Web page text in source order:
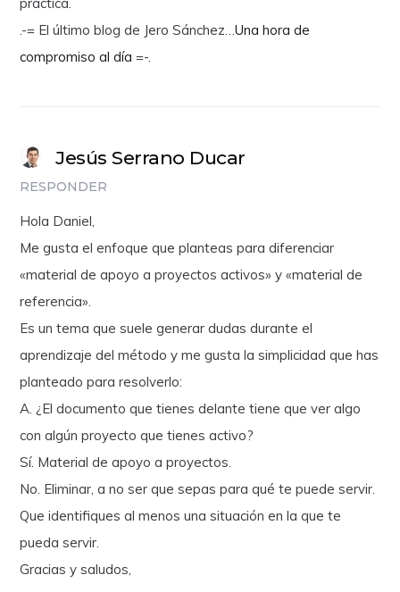
.-= El último blog de Jero Sánchez…Una hora de
compromiso al día =-.
Jesús Serrano Ducar
RESPONDER
Hola Daniel,
Me gusta el enfoque que planteas para diferenciar
«material de apoyo a proyectos activos» y «material de
referencia».
Es un tema que suele generar dudas durante el
aprendizaje del método y me gusta la simplicidad que has
planteado para resolverlo:
A. ¿El documento que tienes delante tiene que ver algo
con algún proyecto que tienes activo?
Sí. Material de apoyo a proyectos.
No. Eliminar, a no ser que sepas para qué te puede servir.
Que identifiques al menos una situación en la que te
pueda servir.
Gracias y saludos,